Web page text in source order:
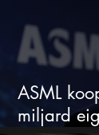
ASML
miljard